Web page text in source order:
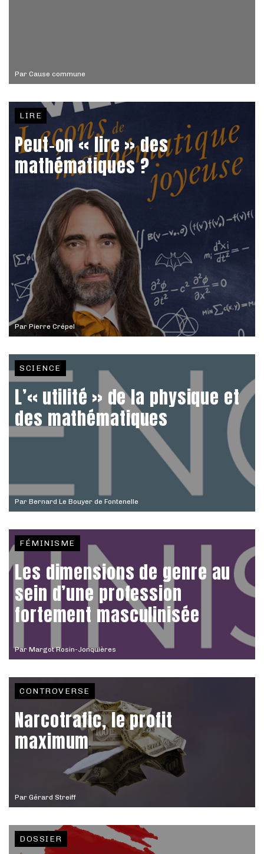
Par Cause commune
ParPierre Crépel
LIRE
Peut-on « lire » des
mathématiques ?
Par Bernard Le Bouyer de Fontenelle
SCIENCE
L’« utilité » de la physique et
des mathématiques
Par Margot Rosin-Jonquières
FÉMINISME
Les dimensions de genre au
sein d’une profession
fortement masculinisée
Par Gérard Streiff
CONTROVERSE
Narcotrafic, le profit
maximum
DOSSIER